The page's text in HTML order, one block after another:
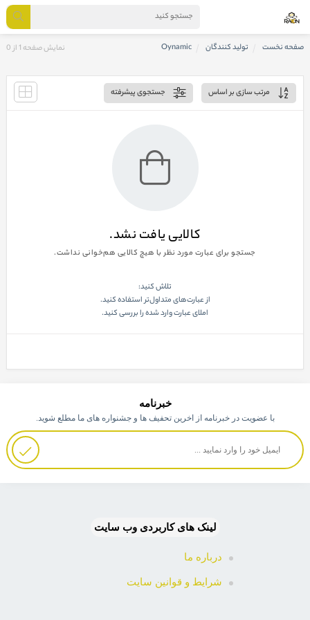
صفحه نخست تولید کنندگان Oynamic نمایش صفحه 1 از 0
مرتب سازی بر اساس جستجوی پیشرفته
کالایی یافت نشد.
جستجو برای عبارت مورد نظر با هیچ کالایی هم‌خوانی نداشت.
تلاش کنید:
از عبارت‌های متداول‌تر استفاده کنید.
املای عبارت وارد شده را بررسی کنید.
خبرنامه
با عضویت در خبرنامه از اخرین تحفیف ها و جشنواره های ما مطلع شوید.
لینک های کاربردی وب سایت
درباره ما
شرایط و قوانین سایت